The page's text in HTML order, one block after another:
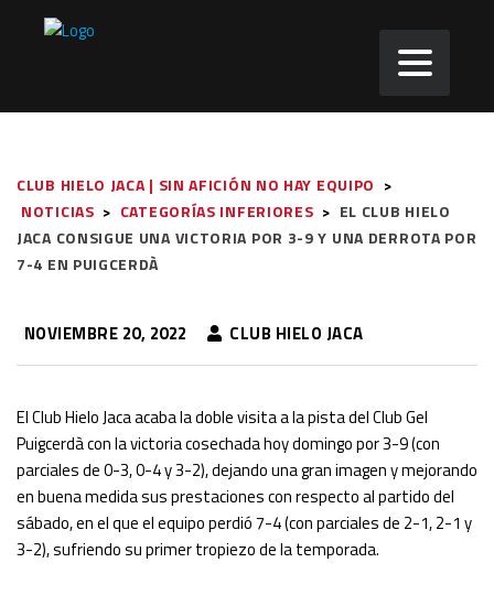
CLUB HIELO JACA | SIN AFICIÓN NO HAY EQUIPO >
NOTICIAS > CATEGORÍAS INFERIORES > EL CLUB HIELO
JACA CONSIGUE UNA VICTORIA POR 3-9 Y UNA DERROTA POR
7-4 EN PUIGCERDÀ
NOVIEMBRE 20, 2022 CLUB HIELO JACA
El Club Hielo Jaca acaba la doble visita a la pista del Club Gel
Puigcerdà con la victoria cosechada hoy domingo por 3-9 (con
parciales de 0-3, 0-4 y 3-2), dejando una gran imagen y mejorando
en buena medida sus prestaciones con respecto al partido del
sábado, en el que el equipo perdió 7-4 (con parciales de 2-1, 2-1 y
3-2), sufriendo su primer tropiezo de la temporada.